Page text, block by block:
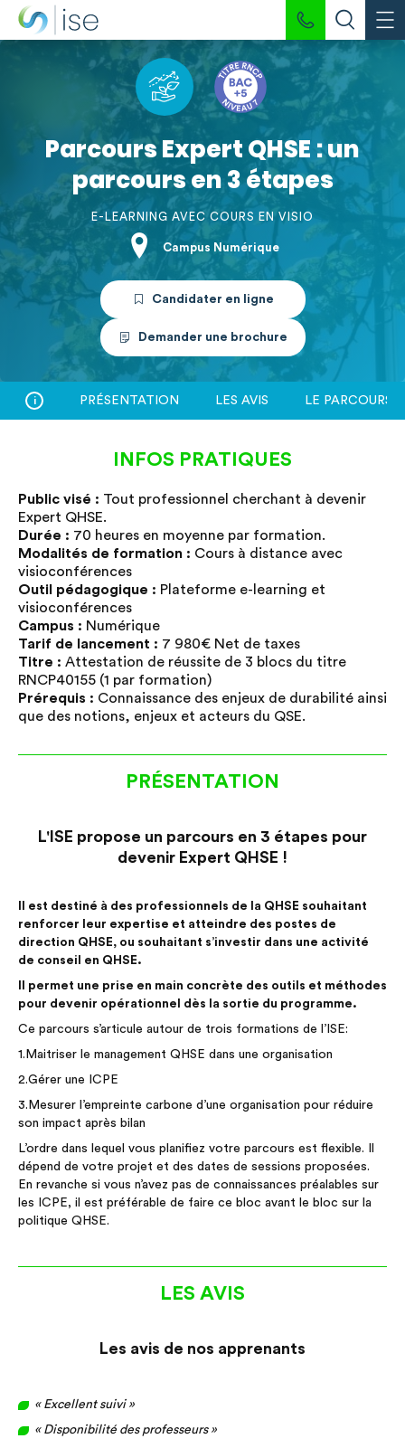
Parcours Expert QHSE : un
parcours en 3 étapes
E-LEARNING AVEC COURS EN VISIO
Campus Numérique
Candidater en ligne
Demander une brochure
i PRÉSENTATION LES AVIS LE PARCOURS
Public visé : Tout professionnel cherchant à devenir
Expert QHSE.
Durée : 70 heures en moyenne par formation.
Modalités de formation : Cours à distance avec
visioconférences
Outil pédagogique : Plateforme e-learning et
visioconférences
Campus : Numérique
Tarif de lancement : 7 980€ Net de taxes
Titre : Attestation de réussite de 3 blocs du titre
RNCP40155 (1 par formation)
Prérequis : Connaissance des enjeux de durabilité ainsi
que des notions, enjeux et acteurs du QSE.
INFOS PRATIQUES
Public visé : Tout professionnel cherchant à devenir
Expert QHSE.
Durée : 70 heures en moyenne par formation.
Modalités de formation : Cours à distance avec
visioconférences
Outil pédagogique : Plateforme e-learning et
visioconférences
Campus : Numérique
Tarif de lancement : 7 980€ Net de taxes
Titre : Attestation de réussite de 3 blocs du titre
RNCP40155 (1 par formation)
Prérequis : Connaissance des enjeux de durabilité ainsi
que des notions, enjeux et acteurs du QSE.
PRÉSENTATION
L'ISE propose un parcours en 3 étapes pour
devenir Expert QHSE !
Il est destiné à des professionnels de la QHSE souhaitant
renforcer leur expertise et atteindre des postes de
direction QHSE, ou souhaitant s’investir dans une activité
de conseil en QHSE.
Il permet une prise en main concrète des outils et méthodes
pour devenir opérationnel dès la sortie du programme.
Ce parcours s’articule autour de trois formations de l’ISE:
1.Maitriser le management QHSE dans une organisation
2.Gérer une ICPE
3.Mesurer l’empreinte carbone d’une organisation pour réduire
son impact après bilan
L’ordre dans lequel vous planifiez votre parcours est flexible. Il
dépend de votre projet et des dates de sessions proposées.
En revanche si vous n’avez pas de connaissances préalables sur
les ICPE, il est préférable de faire ce bloc avant le bloc sur la
politique QHSE.
LES AVIS
Les avis de nos apprenants
« Excellent suivi »
« Disponibilité des professeurs »